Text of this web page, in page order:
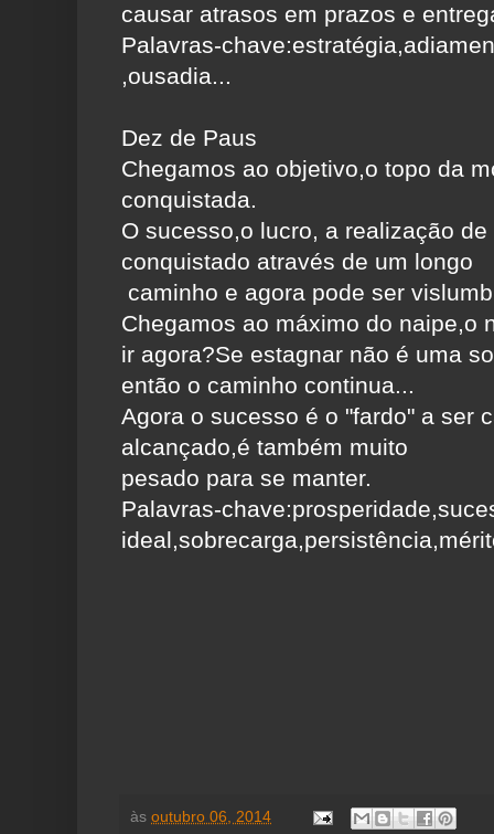
causar atrasos em prazos e
Palavras-
,ousadia...
Dez de Paus
Chegamos ao objetivo,o topo da
conquistada.
O sucesso,o lucro, a realização
conquistado através de um longo
caminho e agora pode ser
Chegamos ao máximo do naipe,o
ir agora?Se estagnar não é uma
então o caminho continua...
Agora o sucesso é o "fardo" a ser
alcançado,é também muito
pesado para se manter.
Palavras-
às outubro 06, 2014